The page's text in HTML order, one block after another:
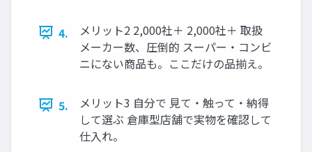
4.
メリット2 2,000社＋ 2,000社＋ 取扱
メーカー数、圧倒的 スーパー・コンビ
ニにない商品も。ここだけの品揃え。
5.
メリット3 自分で 見て・触って・納得
して選ぶ 倉庫型店舗で実物を確認して
仕入れ。